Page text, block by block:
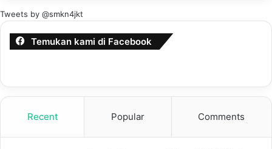
Tweets by @smkn4jkt
Temukan kami di Facebook
Recent Popular Comments